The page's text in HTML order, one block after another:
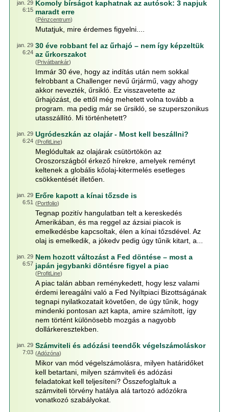
jan. 29
6:15
Komoly bírságot kaphatnak az autósok: 3 napjuk
maradt erre
(Pénzcentrum)
Mutatjuk, mire érdemes figyelni....
jan. 29
6:24
30 éve robbant fel az űrhajó – nem így képzeltük
az űrkorszakot
(Privátbankár)
Immár 30 éve, hogy az indítás után nem sokkal
felrobbant a Challenger nevű űrjármű, vagy ahogy
akkor nevezték, űrsikló. Ez visszavetette az
űrhajózást, de ettől még mehetett volna tovább a
program. ma pedig már se űrsikló, se szuperszonikus
utasszállító. Mi történhetett?
jan. 29
6:24
Ugródeszkán az olajár - Most kell beszállni?
(ProfitLine)
Meglódultak az olajárak csütörtökön az
Oroszországból érkező hírekre, amelyek reményt
keltenek a globális kőolaj-kitermelés esetleges
csökkentését illetően.
jan. 29
6:51
Erőre kapott a kínai tőzsde is
(Portfolio)
Tegnap pozitív hangulatban telt a kereskedés
Amerikában, és ma reggel az ázsiai piacok is
emelkedésbe kapcsoltak, élen a kínai tőzsdével. Az
olaj is emelkedik, a jókedv pedig úgy tűnik kitart, a...
jan. 29
6:57
Nem hozott változást a Fed döntése – most a
japán jegybanki döntésre figyel a piac
(ProfitLine)
A piac talán abban reménykedett, hogy lesz valami
érdemi lereagálni való a Fed Nyíltpiaci Bizottságának
tegnapi nyilatkozatait követően, de úgy tűnik, hogy
mindenki pontosan azt kapta, amire számított, így
nem történt különösebb mozgás a nagyobb
dollárkeresztekben.
jan. 29
7:03
Számviteli és adózási teendők végelszámoláskor
(Adózóna)
Mikor van mód végelszámolásra, milyen határidőket
kell betartani, milyen számviteli és adózási
feladatokat kell teljesíteni? Összefoglaltuk a
számviteli törvény hatálya alá tartozó adózókra
vonatkozó szabályokat.